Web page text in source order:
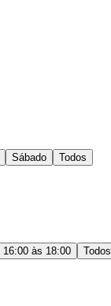
Sábado Todos
16:00 às 18:00 Todos